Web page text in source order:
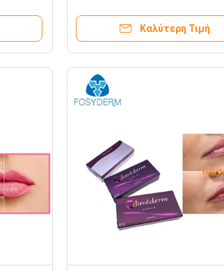
χειλιών Ενέσεις
Καλύτερη Τιμή